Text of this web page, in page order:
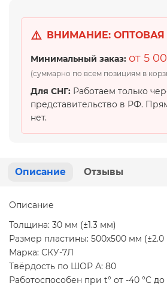
⚠️ ВНИМАНИЕ:
Минимальный заказ: от 5
(суммарно по всем позициям в
Для СНГ: Работаем только
представительство в РФ.
нет.
Описание Отзывы
Описание
Толщина: 30 мм (±1.3 мм)
Размер пластины: 500х500 мм
Марка: СКУ-7Л
Твёрдость по ШОР А: 80
Работоспособен при t° от -40 °C до